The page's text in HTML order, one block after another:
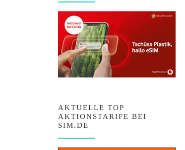
AKTUELLE TOP
AKTIONSTARIFE BEI
SIM.DE